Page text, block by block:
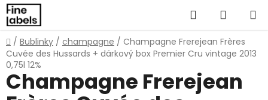
Přejít
na
obsah
Hledat
KOŠÍK
Domů
/ Bublinky / champagne / Champagne Frerejean Frères
Cuvée des Hussards + dárkový box Premier Cru vintage 2013
0,75l 12%
Champagne Frerejean